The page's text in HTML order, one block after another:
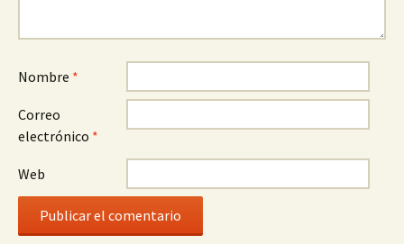
Nombre *
Correo
electrónico *
Web